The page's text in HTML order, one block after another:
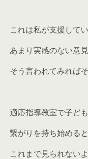
これは私が支援して
あまり実感のない意
そう言われてみれば
適応指導教室で子ど
繋がりを持ち始める
これまで見られない